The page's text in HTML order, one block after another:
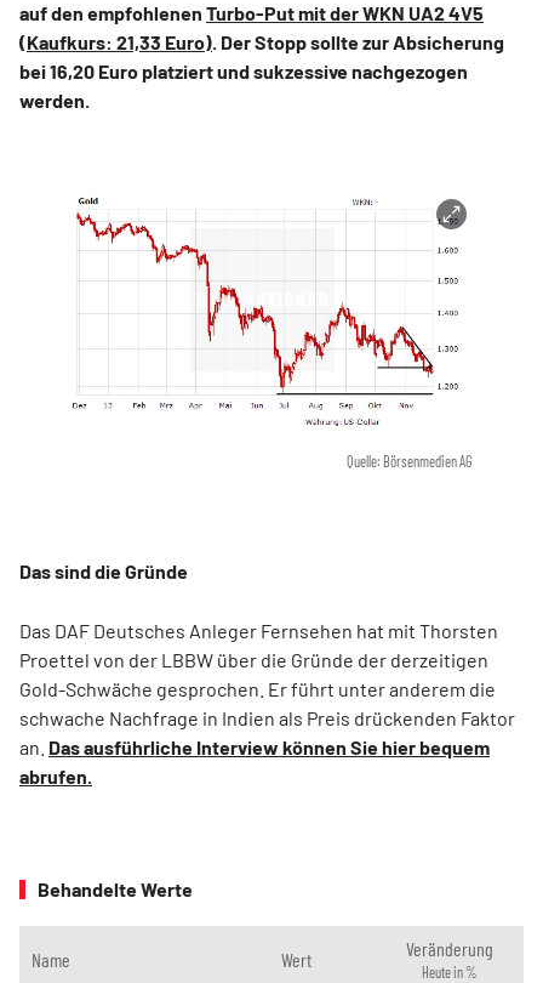
auf den empfohlenen Turbo-Put mit der WKN UA2 4V5
(Kaufkurs: 21,33 Euro). Der Stopp sollte zur Absicherung
bei 16,20 Euro platziert und sukzessive nachgezogen
werden.
Quelle: Börsenmedien AG
Das sind die Gründe
Das DAF Deutsches Anleger Fernsehen hat mit Thorsten
Proettel von der LBBW über die Gründe der derzeitigen
Gold-Schwäche gesprochen. Er führt unter anderem die
schwache Nachfrage in Indien als Preis drückenden Faktor
an. Das ausführliche Interview können Sie hier bequem
abrufen.
Behandelte Werte
Name Wert Veränderung
Heute in %